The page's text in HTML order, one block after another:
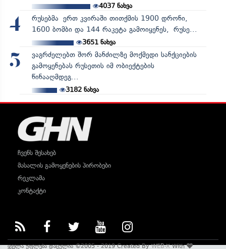
4037ნახვა
4
რუსებმა ერთ კვირაში თითქმის 1900 დრონი,
1600 ბომბი და 144 რაკეტა გამოიყენეს, რუსე...
3651ნახვა
5
ვაგრძელებთ შორ მანძილზე მოქმედი სანქციების
გამოყენებას რუსეთის იმ ობიექტების
წინააღმდეგ...
3182ნახვა
ჩვენს შესახებ
მასალის გამოყენების პირობები
რეკლამა
კონტაქტი
ყველა უფლება დაცულია ©2005 - 2019 Created ByWEB-XWith